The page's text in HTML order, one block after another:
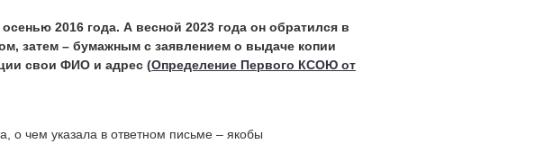
2016 года. А весной 2023 года он обратился в
затем – бумажным с заявлением о выдаче копии
свои ФИО и адрес (Определение Первого КСОЮ от
о чем указала в ответном письме – якобы